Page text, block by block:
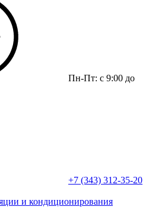
Пн-Пт: с 9:00 до
+7 (343) 312-35-20